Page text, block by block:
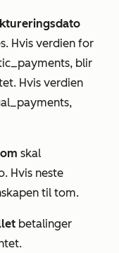
Hvis verdien for
, blir
Hvis verdien
,
skal
Hvis neste
til tom.
betalinger